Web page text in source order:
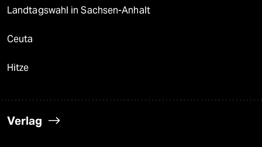
Landtagswahl in Sachsen-Anhalt
Ceuta
Hitze
Verlag